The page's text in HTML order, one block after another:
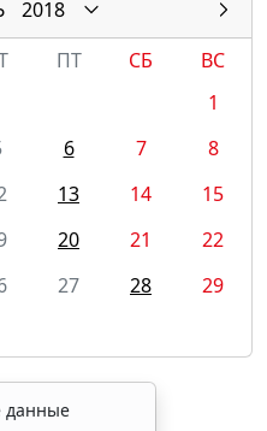
2018
ПТ СБ
ВС
1
6 7
8
13 14
15
20 21
22
27 28
29
данные